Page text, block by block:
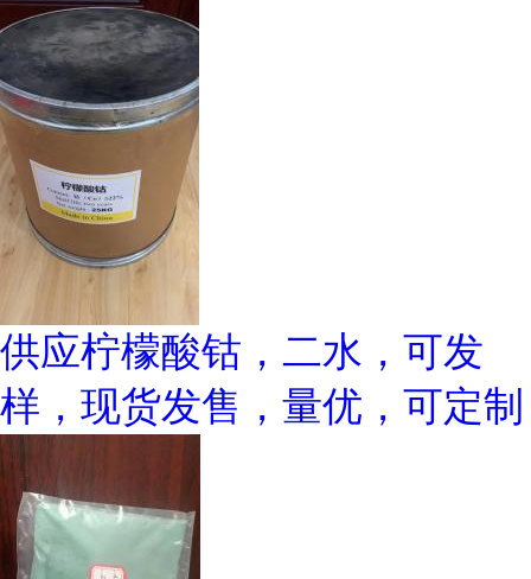
供应柠檬酸钴，二水，可发
样，现货发售，量优，可定制